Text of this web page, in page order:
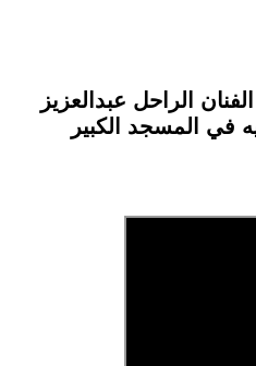
الراحل عبدالعزيز
في المسجد الكبير